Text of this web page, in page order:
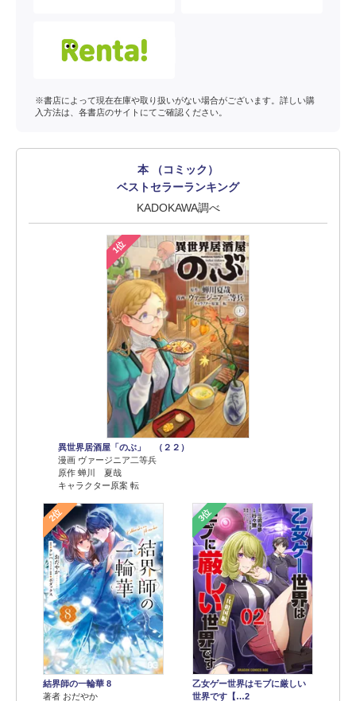
※書店によって現在在庫や取り扱いがない場合がございます。詳しい購
入方法は、各書店のサイトにてご確認ください。
本 （コミック）
ベストセラーランキング
KADOKAWA調べ
1位
異世界居酒屋「のぶ」 （２２）
漫画 ヴァージニア二等兵
原作 蝉川 夏哉
キャラクター原案 転
2位
結界師の一輪華 8
著者 おだやか
3位
乙女ゲー世界はモブに厳しい
世界です【…2